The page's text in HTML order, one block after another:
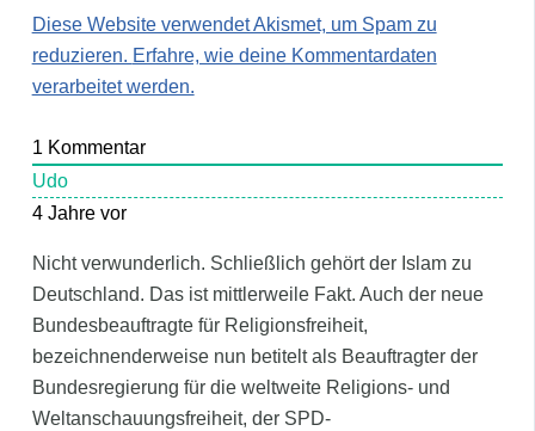
Diese Website verwendet Akismet, um Spam zu
reduzieren. Erfahre, wie deine Kommentardaten
verarbeitet werden.
1 Kommentar
Udo
4 Jahre vor
Nicht verwunderlich. Schließlich gehört der Islam zu
Deutschland. Das ist mittlerweile Fakt. Auch der neue
Bundesbeauftragte für Religionsfreiheit,
bezeichnenderweise nun betitelt als Beauftragter der
Bundesregierung für die weltweite Religions- und
Weltanschauungsfreiheit, der SPD-